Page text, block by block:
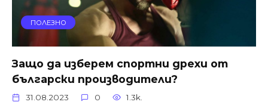
ПОЛЕЗНО
Защо да изберем спортни дрехи от
български производители?
31.08.2023 0 1.3k.